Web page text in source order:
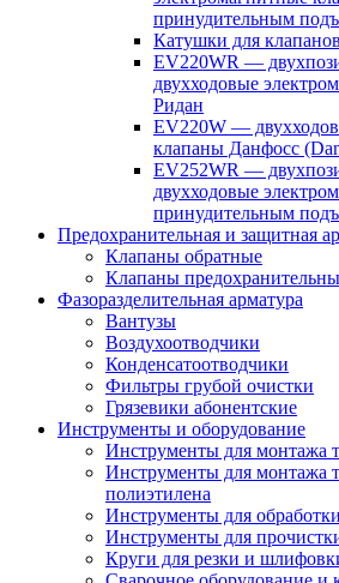
принудительным
Катушки для
EV220WR —
двухходовые
Ридан
EV220W —
клапаны Данфосс
EV252WR —
двухходовые
принудительным
Предохранительная и защитная
Клапаны обратные
Клапаны
Фазоразделительная арматура
Вантузы
Воздухоотводчики
Конденсатоотводчики
Фильтры грубой очистки
Грязевики абонентские
Инструменты и оборудование
Инструменты для монтажа
Инструменты для монтажа
полиэтилена
Инструменты для
Инструменты для
Круги для резки и